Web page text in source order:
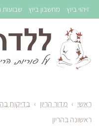
זיהוי ביוץ מחשבון ביוץ שבועות
ראשי › מדור הריון › בדיקות
ראשונה בהריון